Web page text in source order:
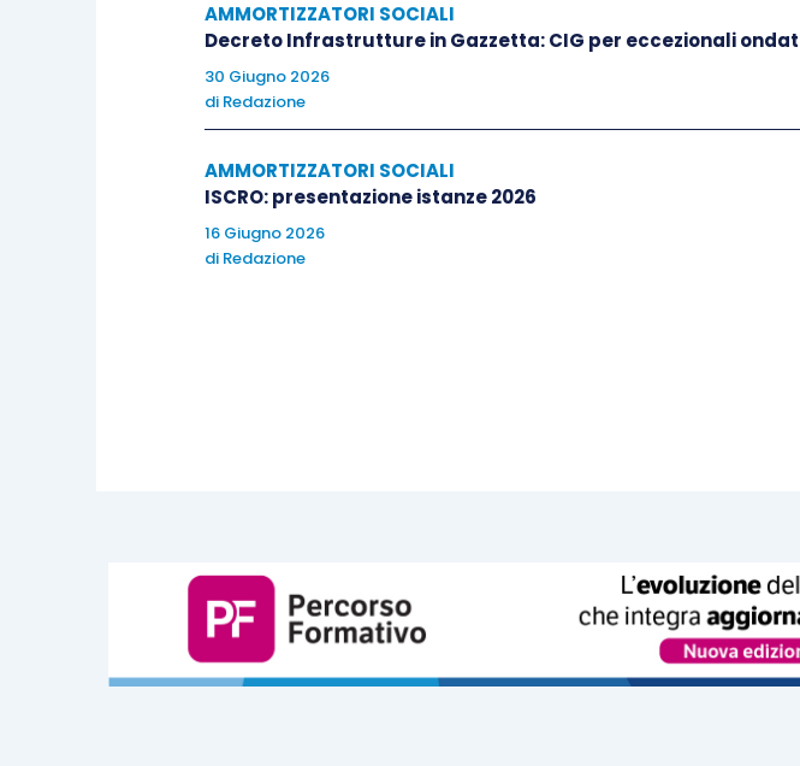
AMMORTIZZATORI SOCIALI
Decreto Infrastrutture in Gazzetta: CIG per eccezionali
30 Giugno 2026
di Redazione
AMMORTIZZATORI SOCIALI
ISCRO: presentazione istanze 2026
16 Giugno 2026
di Redazione